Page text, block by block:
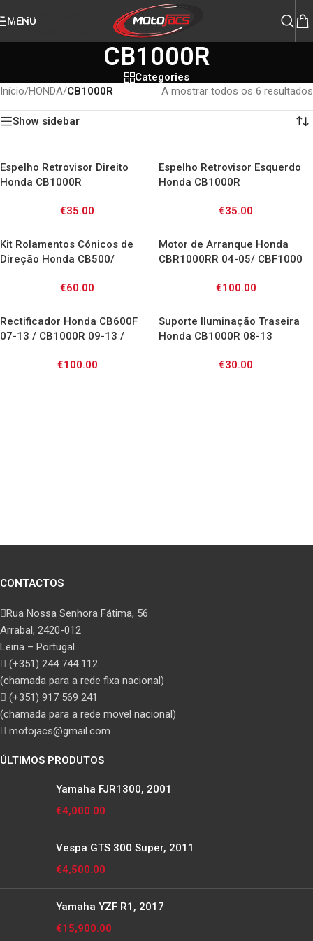
Skip to navigation
MENU
CB1000R
Categories
Início/HONDA/CB1000R A mostrar todos os 6 resultados
Show sidebar
Espelho Retrovisor Direito
Honda CB1000R
€35.00
Espelho Retrovisor Esquerdo
Honda CB1000R
€35.00
Kit Rolamentos Cónicos de
Direção Honda CB500/
1000 / 1100 XX/ NT650V/
XL1000V
€60.00
Motor de Arranque Honda
CBR1000RR 04-05/ CBF1000
€100.00
Rectificador Honda CB600F
07-13 / CB1000R 09-13 /
€100.00
Suporte Iluminação Traseira
Honda CB1000R 08-13
€30.00
CONTACTOS
Rua Nossa Senhora Fátima, 56
Arrabal, 2420-012
Leiria – Portugal
(+351) 244 744 112
(chamada para a rede fixa nacional)
(+351) 917 569 241
(chamada para a rede movel nacional)
motojacs@gmail.com
ÚLTIMOS PRODUTOS
Yamaha FJR1300, 2001
€4,000.00
Vespa GTS 300 Super, 2011
€4,500.00
Yamaha YZF R1, 2017
€15,900.00